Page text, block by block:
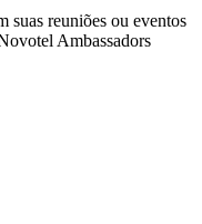
suas reuniões ou eventos
Ambassadors